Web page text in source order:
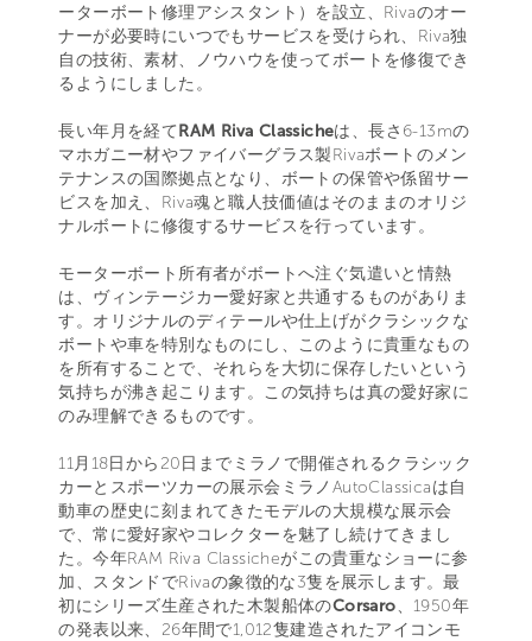
ーターボート修理アシスタント）を設立、Rivaのオー
ナーが必要時にいつでもサービスを受けられ、Riva独
自の技術、素材、ノウハウを使ってボートを修復でき
るようにしました。
長い年月を経てRAM Riva Classicheは、長さ6-13mの
マホガニー材やファイバーグラス製Rivaボートのメン
テナンスの国際拠点となり、ボートの保管や係留サー
ビスを加え、Riva魂と職人技価値はそのままのオリジ
ナルボートに修復するサービスを行っています。
モーターボート所有者がボートへ注ぐ気遣いと情熱
は、ヴィンテージカー愛好家と共通するものがありま
す。オリジナルのディテールや仕上げがクラシックな
ボートや車を特別なものにし、このように貴重なもの
を所有することで、それらを大切に保存したいという
気持ちが沸き起こります。この気持ちは真の愛好家に
のみ理解できるものです。
11月18日から20日までミラノで開催されるクラシック
カーとスポーツカーの展示会ミラノAutoClassicaは自
動車の歴史に刻まれてきたモデルの大規模な展示会
で、常に愛好家やコレクターを魅了し続けてきまし
た。今年RAM Riva Classicheがこの貴重なショーに参
加、スタンドでRivaの象徴的な3隻を展示します。最
初にシリーズ生産された木製船体のCorsaro、1950年
の発表以来、26年間で1,012隻建造されたアイコンモ